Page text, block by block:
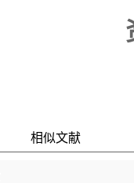
相似文献